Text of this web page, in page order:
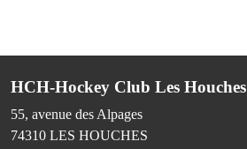
HCH-Hockey Club Les Houches
55, avenue des Alpages
74310 LES HOUCHES